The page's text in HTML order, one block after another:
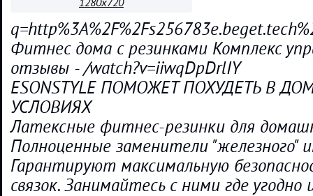
1280x720
Фитнес дома с резинками Комплекс
отзывы - /watch?v=iiwqDpDrlIY
ESONSTYLE ПОМОЖЕТ ПОХУДЕТЬ В
УСЛОВИЯХ
Латексные фитнес-резинки для
Полноценные заменители "железного"
Гарантируют максимальную
связок. Занимайтесь с ними где угодно